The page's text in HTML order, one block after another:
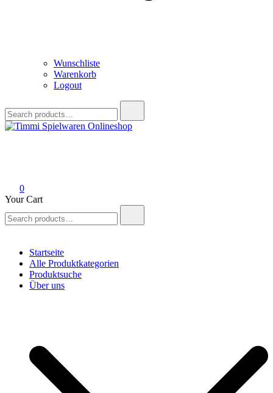
Wunschliste
Warenkorb
Logout
for:
0
Your Cart
for:
Startseite
Alle Produktkategorien
Produktsuche
Über uns